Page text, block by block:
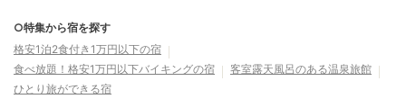
○特集から宿を探す
格安1泊2食付き1万円以下の宿
食べ放題！格安1万円以下バイキングの宿
客室露天風呂のある温泉旅館
ひとり旅ができる宿